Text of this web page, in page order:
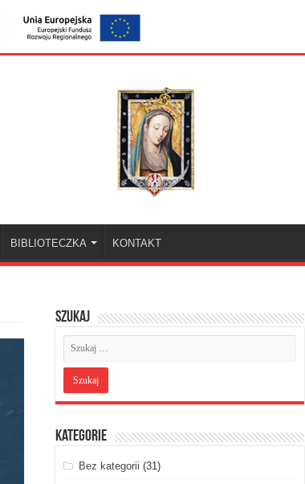
BIBLIOTECZKA KONTAKT
Szukaj
Kategorie
Bez kategorii (31)